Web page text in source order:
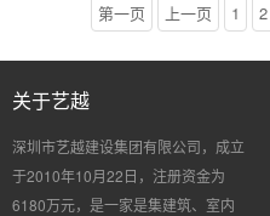
第一页 上一页 1 2
关于艺越
深圳市艺越建设集团有限公司，成立
于2010年10月22日，注册资金为
6180万元，是一家是集建筑、室内